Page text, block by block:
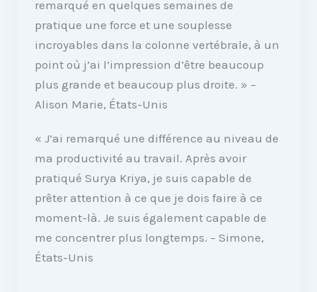
remarqué en quelques semaines de
pratique une force et une souplesse
incroyables dans la colonne vertébrale, à un
point où j’ai l’impression d’être beaucoup
plus grande et beaucoup plus droite. » –
Alison Marie, États-Unis
« J’ai remarqué une différence au niveau de
ma productivité au travail. Après avoir
pratiqué Surya Kriya, je suis capable de
prêter attention à ce que je dois faire à ce
moment-là. Je suis également capable de
me concentrer plus longtemps. – Simone,
États-Unis